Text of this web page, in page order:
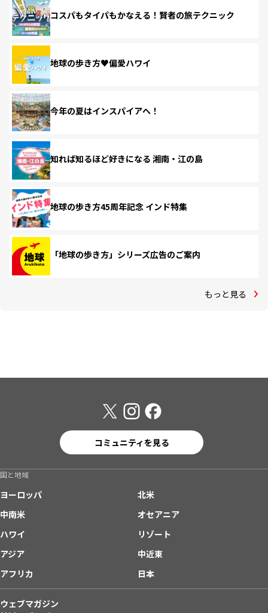
コスパもタイパもかなえる！賢者の旅テクニック
地球の歩き方♥偏愛ハワイ
今年の夏はインスパイアへ！
知れば知るほど好きになる 湘南・江の島
地球の歩き方45周年記念 インド特集
「地球の歩き方」シリーズ広告のご案内
もっと見る
コミュニティを見る
国と地域
ヨーロッパ
北米
中南米
オセアニア
ハワイ
リゾート
アジア
中近東
アフリカ
日本
ウェブマガジン